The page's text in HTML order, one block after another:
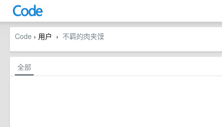
Code › 用户 › 不羁的肉夹馍
全部